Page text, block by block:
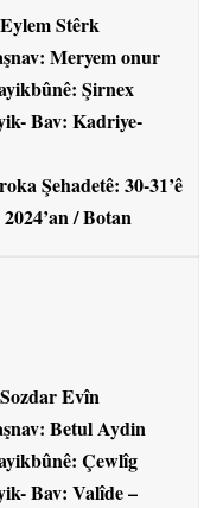
Stêrk
Meryem onur
Şirnex
Bav: Kadriye-
Şehadetê: 30-31’ê
/ Botan
Evîn
Betul Aydin
Çewlîg
Bav: Valîde –